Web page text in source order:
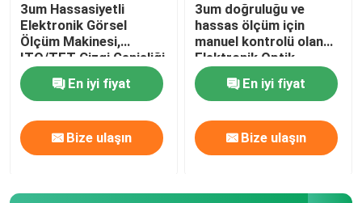
3um Hassasiyetli
Elektronik Görsel
Ölçüm Makinesi,
ITO/TFT Çizgi Genişliği
Ölçümü ve El Kontrol
Hızı İçinEn iyi fiyat
Bize ulaşın
3um doğruluğu ve
hassas ölçüm için
manuel kontrolü olan
Elektronik Optik
Koordinat Ölçüm
MakinesiEn iyi fiyat
Bize ulaşın